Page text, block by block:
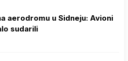
aerodromu u Sidneju: Avioni
sudarili